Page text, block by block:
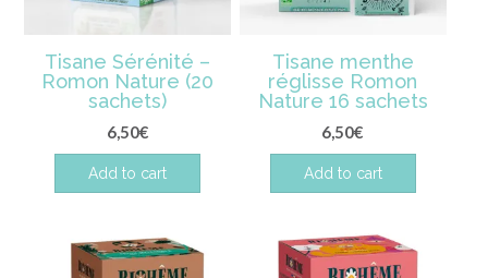
Tisane Sérénité –
Romon Nature (20
sachets)
6,50€
Add to cart
Tisane menthe
réglisse Romon
Nature 16 sachets
6,50€
Add to cart